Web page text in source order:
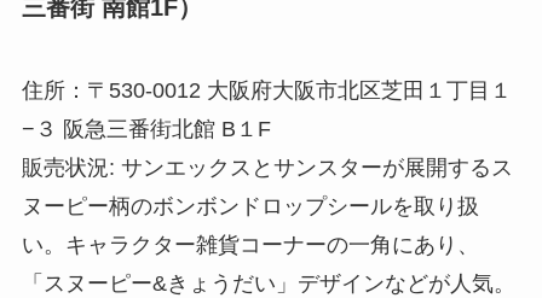
三番街 南館1F）
住所：〒530-0012 大阪府大阪市北区芝田１丁目１
−３ 阪急三番街北館 B１F
販売状況: サンエックスとサンスターが展開するス
ヌーピー柄のボンボンドロップシールを取り扱
い。キャラクター雑貨コーナーの一角にあり、
「スヌーピー&きょうだい」デザインなどが人気。